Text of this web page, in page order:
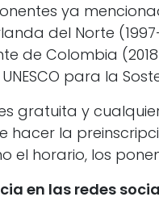
ya
del Norte
de Colombia
para la
gratuita y
hacer la
el horario, los
en las redes